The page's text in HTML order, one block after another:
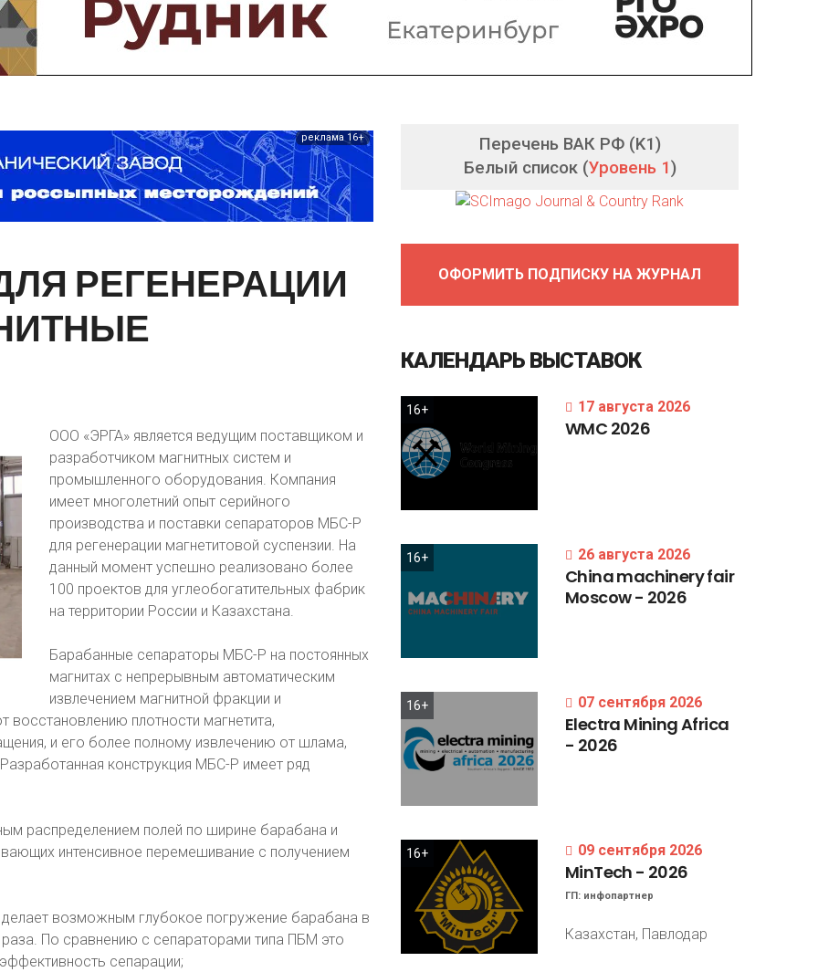
Предприятия и компании
Интервью
Выставки, Конференции
реклама 16+
РЕГЕНЕРАЦИИ
ООО «ЭРГА» является ведущим поставщиком и
разработчиком магнитных систем и
промышленного оборудования. Компания
имеет многолетний опыт серийного
производства и поставки сепараторов МБС-Р
для регенерации магнетитовой суспензии. На
данный момент успешно реализовано более
100 проектов для углеобогатительных фабрик
на территории России и Казахстана.
Барабанные сепараторы МБС-Р на постоянных
магнитах с непрерывным автоматическим
извлечением магнитной фракции и
плотности магнетита,
и его более полному извлечению от шлама,
конструкция МБС-Р имеет ряд
распределением полей по ширине барабана и
интенсивное перемешивание с получением
делает возможным глубокое погружение барабана в
По сравнению с сепараторами типа ПБМ это
сепарации;
Перечень ВАК РФ (K1)
Белый список (Уровень 1)
ОФОРМИТЬ ПОДПИСКУ НА ЖУРНАЛ
КАЛЕНДАРЬ ВЫСТАВОК
16+ 17 августа 2026
WMC 2026
16+ 26 августа 2026
Chinamachineryfair
Moscow- 2026
16+ 07 сентября 2026
Electra MiningAfrica
- 2026
16+ 09 сентября 2026
MinTech - 2026
ГП: инфопартнер
Казахстан, Павлодар